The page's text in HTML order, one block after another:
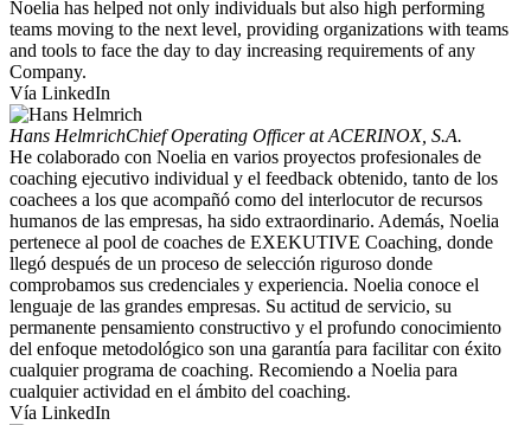
Noelia has helped not only individuals but also high performing
teams moving to the next level, providing organizations with teams
and tools to face the day to day increasing requirements of any
Company.
Vía LinkedIn
Hans HelmrichChief Operating Officer at ACERINOX, S.A.
He colaborado con Noelia en varios proyectos profesionales de
coaching ejecutivo individual y el feedback obtenido, tanto de los
coachees a los que acompañó como del interlocutor de recursos
humanos de las empresas, ha sido extraordinario. Además, Noelia
pertenece al pool de coaches de EXEKUTIVE Coaching, donde
llegó después de un proceso de selección riguroso donde
comprobamos sus credenciales y experiencia. Noelia conoce el
lenguaje de las grandes empresas. Su actitud de servicio, su
permanente pensamiento constructivo y el profundo conocimiento
del enfoque metodológico son una garantía para facilitar con éxito
cualquier programa de coaching. Recomiendo a Noelia para
cualquier actividad en el ámbito del coaching.
Vía LinkedIn